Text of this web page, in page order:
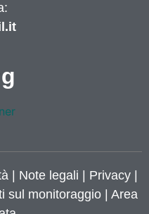
| Note legali | Privacy|
sul monitoraggio | Area